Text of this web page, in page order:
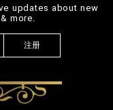
updates about new
more.
注册